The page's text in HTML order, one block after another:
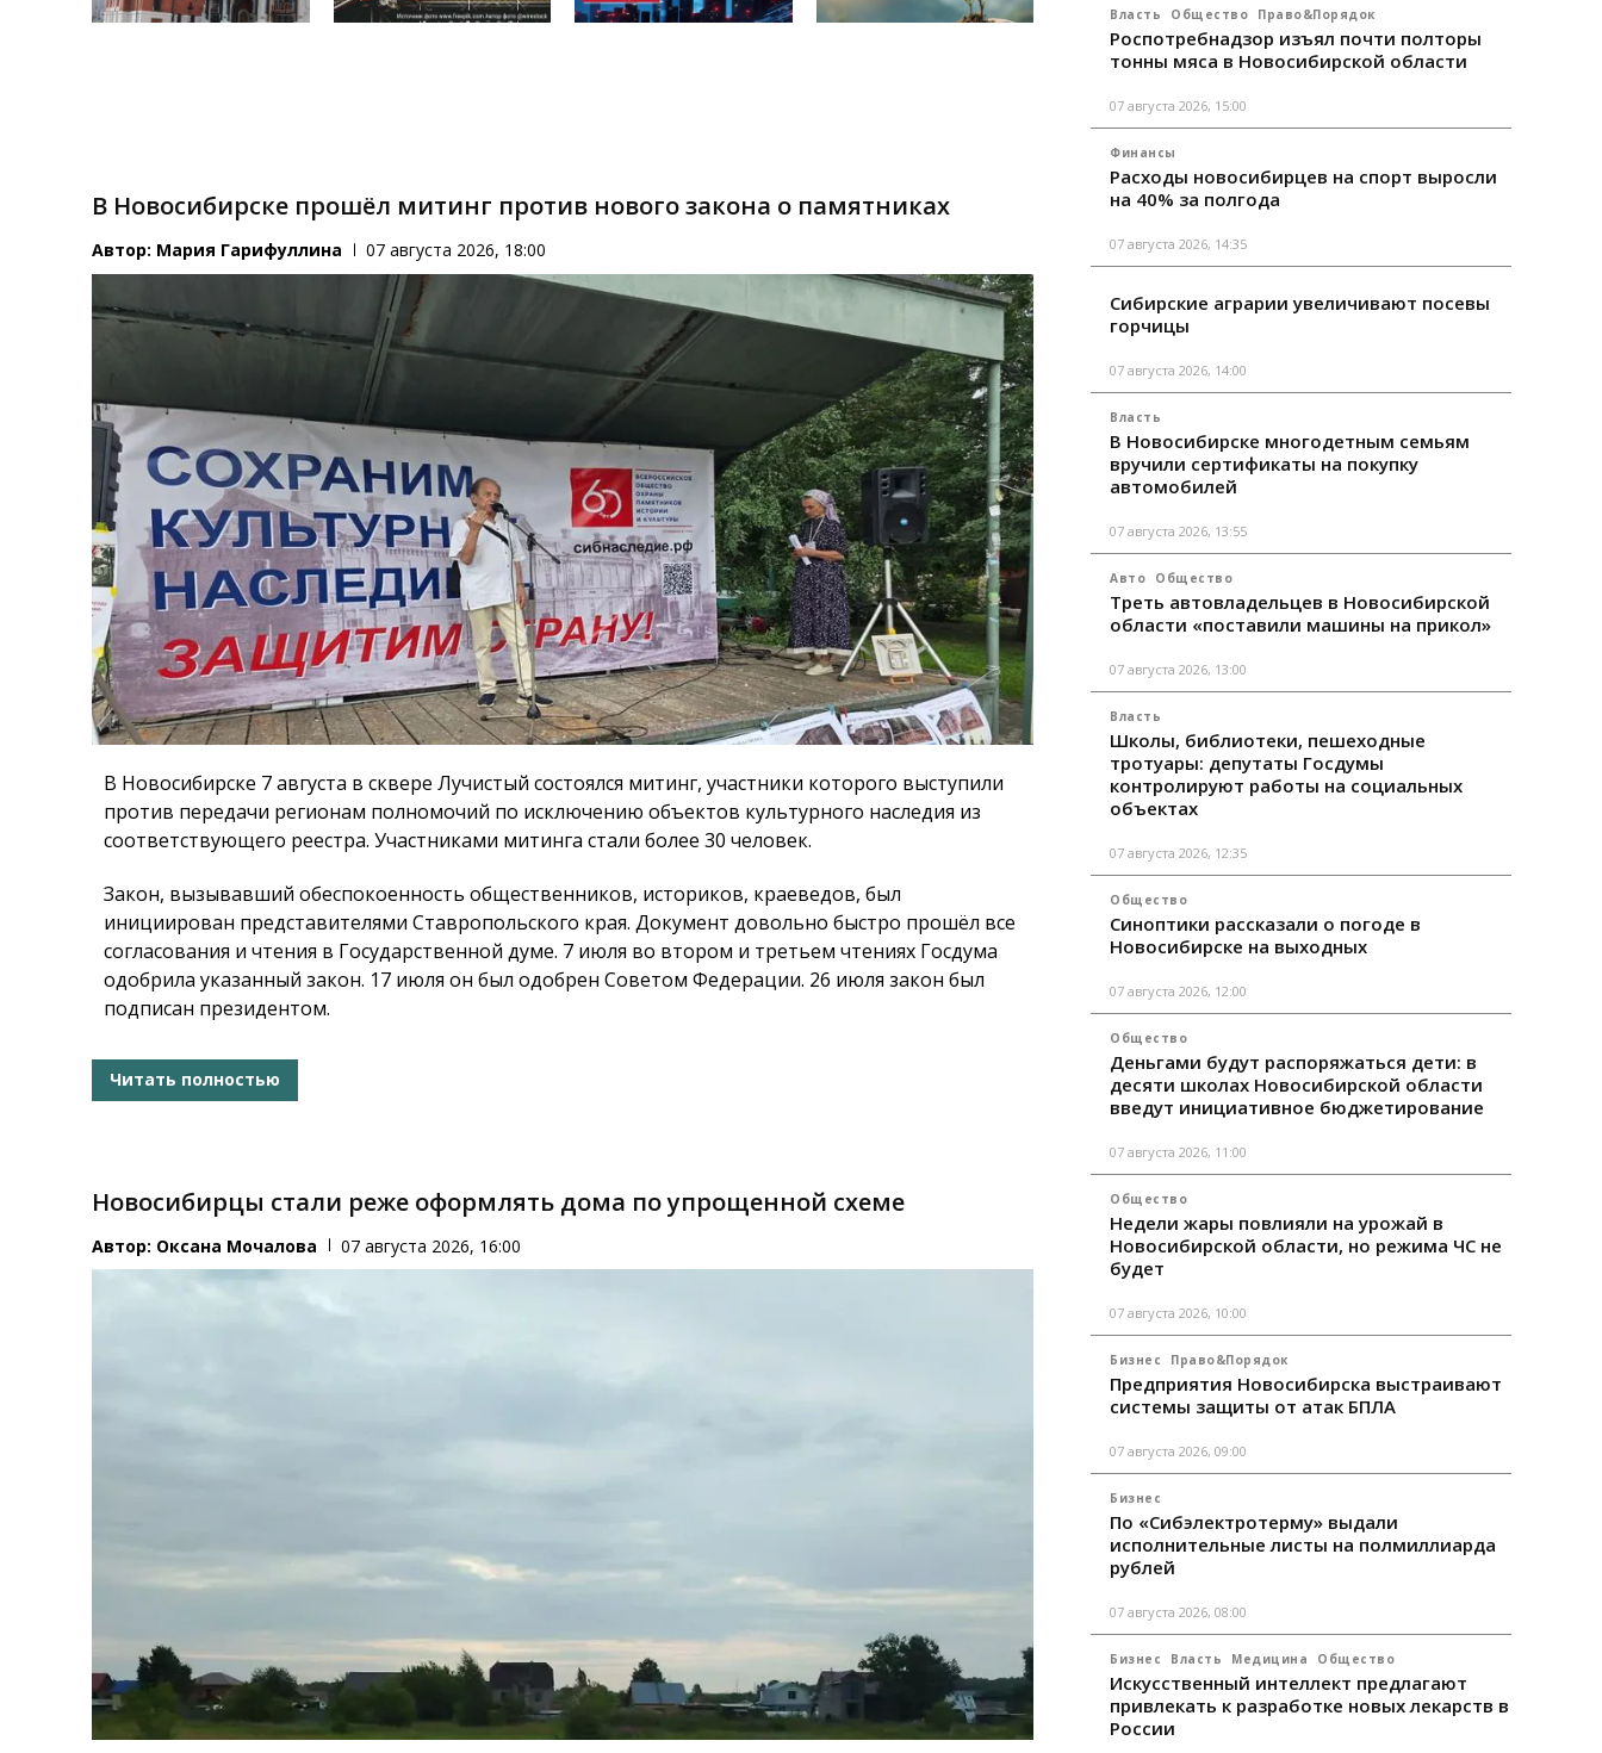
В Новосибирске прошёл митинг против нового закона о памятниках
Автор: Мария Гарифуллина 07 августа 2026, 18:00
В Новосибирске 7 августа в сквере Лучистый состоялся митинг, участники которого выступили
против передачи регионам полномочий по исключению объектов культурного наследия из
соответствующего реестра. Участниками митинга стали более 30 человек.
Закон, вызывавший обеспокоенность общественников, историков, краеведов, был
инициирован представителями Ставропольского края. Документ довольно быстро прошёл все
согласования и чтения в Государственной думе. 7 июля во втором и третьем чтениях Госдума
одобрила указанный закон. 17 июля он был одобрен Советом Федерации. 26 июля закон был
подписан президентом.
Читать полностью
Новосибирцы стали реже оформлять дома по упрощенной схеме
Автор: Оксана Мочалова 07 августа 2026, 16:00
Власть Общество Право&Порядок
Роспотребнадзор изъял почти полторы
тонны мяса в Новосибирской области
07 августа 2026, 15:00
Финансы
Расходы новосибирцев на спорт выросли
на 40% за полгода
07 августа 2026, 14:35
Сибирские аграрии увеличивают посевы
горчицы
07 августа 2026, 14:00
Власть
В Новосибирске многодетным семьям
вручили сертификаты на покупку
автомобилей
07 августа 2026, 13:55
Авто Общество
Треть автовладельцев в Новосибирской
области «поставили машины на прикол»
07 августа 2026, 13:00
Власть
Школы, библиотеки, пешеходные
тротуары: депутаты Госдумы
контролируют работы на социальных
объектах
07 августа 2026, 12:35
Общество
Синоптики рассказали о погоде в
Новосибирске на выходных
07 августа 2026, 12:00
Общество
Деньгами будут распоряжаться дети: в
десяти школах Новосибирской области
введут инициативное бюджетирование
07 августа 2026, 11:00
Общество
Недели жары повлияли на урожай в
Новосибирской области, но режима ЧС не
будет
07 августа 2026, 10:00
Бизнес Право&Порядок
Предприятия Новосибирска выстраивают
системы защиты от атак БПЛА
07 августа 2026, 09:00
Бизнес
По «Сибэлектротерму» выдали
исполнительные листы на полмиллиарда
рублей
07 августа 2026, 08:00
Бизнес Власть Медицина Общество
Искусственный интеллект предлагают
привлекать к разработке новых лекарств в
России